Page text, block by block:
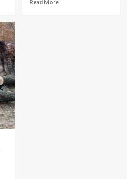
Read More